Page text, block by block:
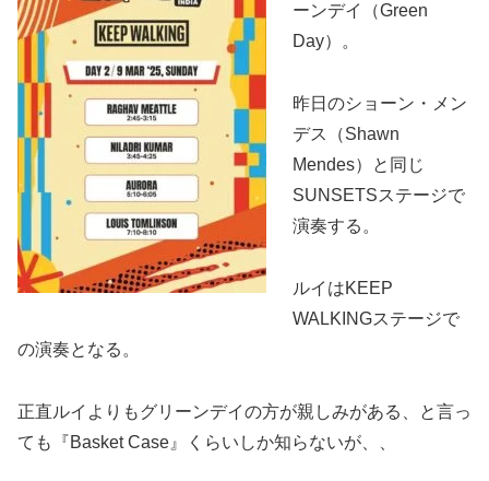
ーンデイ（Green
Day）。
昨日のショーン・メン
デス（Shawn
Mendes）と同じ
SUNSETSステージで
演奏する。
ルイはKEEP
WALKINGステージで
の演奏となる。
正直ルイよりもグリーンデイの方が親しみがある、と言っ
ても『Basket Case』くらいしか知らないが、、